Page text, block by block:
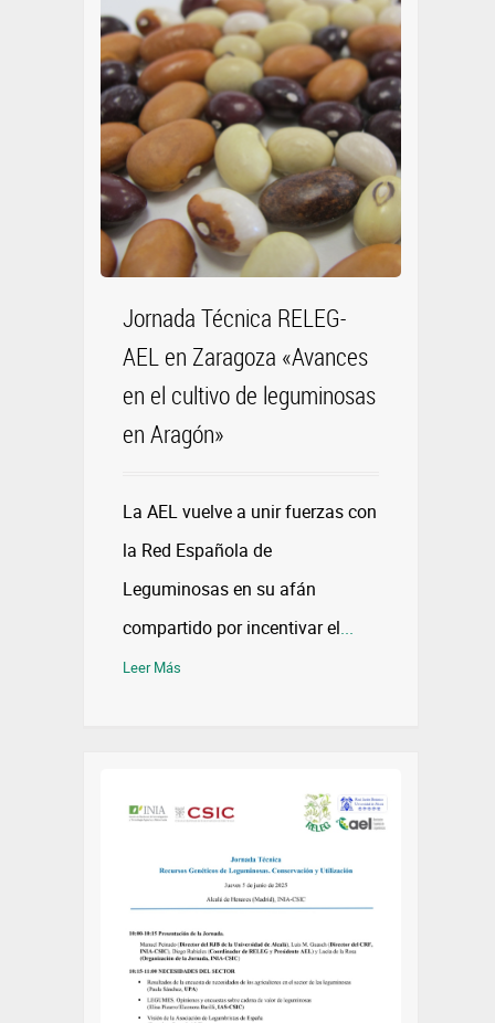
Jornada Técnica RELEG-
AEL en Zaragoza «Avances
en el cultivo de leguminosas
en Aragón»
La AEL vuelve a unir fuerzas con
la Red Española de
Leguminosas en su afán
compartido por incentivar el...
Leer Más